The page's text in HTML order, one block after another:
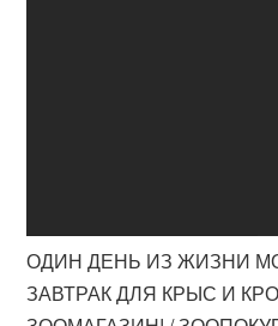
ОДИН ДЕНЬ ИЗ ЖИЗНИ
ЗАВТРАК ДЛЯ КРЫС И